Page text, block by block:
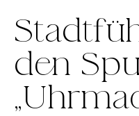
den